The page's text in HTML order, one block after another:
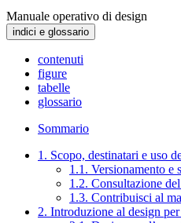
Manuale operativo di design
indici e glossario
contenuti
figure
tabelle
glossario
Sommario
1. Scopo, destinatari e uso
1.1. Versionamento e
1.2. Consultazione
1.3. Contribuisci al
2. Introduzione al design